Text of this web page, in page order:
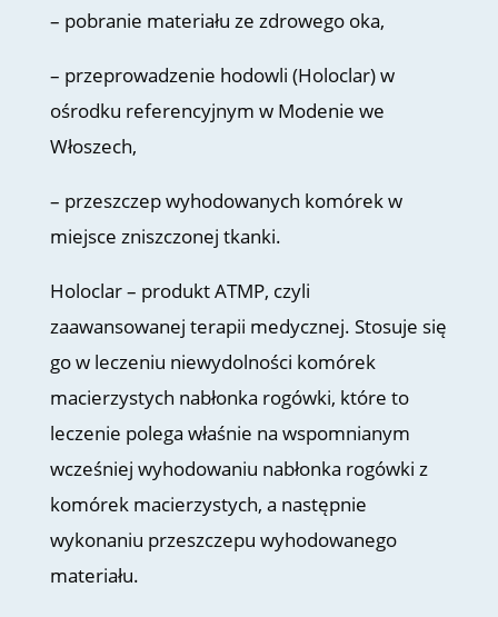
– pobranie materiału ze zdrowego oka,
– przeprowadzenie hodowli (Holoclar) w
ośrodku referencyjnym w Modenie we
Włoszech,
– przeszczep wyhodowanych komórek w
miejsce zniszczonej tkanki.
Holoclar – produkt ATMP, czyli
zaawansowanej terapii medycznej. Stosuje się
go w leczeniu niewydolności komórek
macierzystych nabłonka rogówki, które to
leczenie polega właśnie na wspomnianym
wcześniej wyhodowaniu nabłonka rogówki z
komórek macierzystych, a następnie
wykonaniu przeszczepu wyhodowanego
materiału.